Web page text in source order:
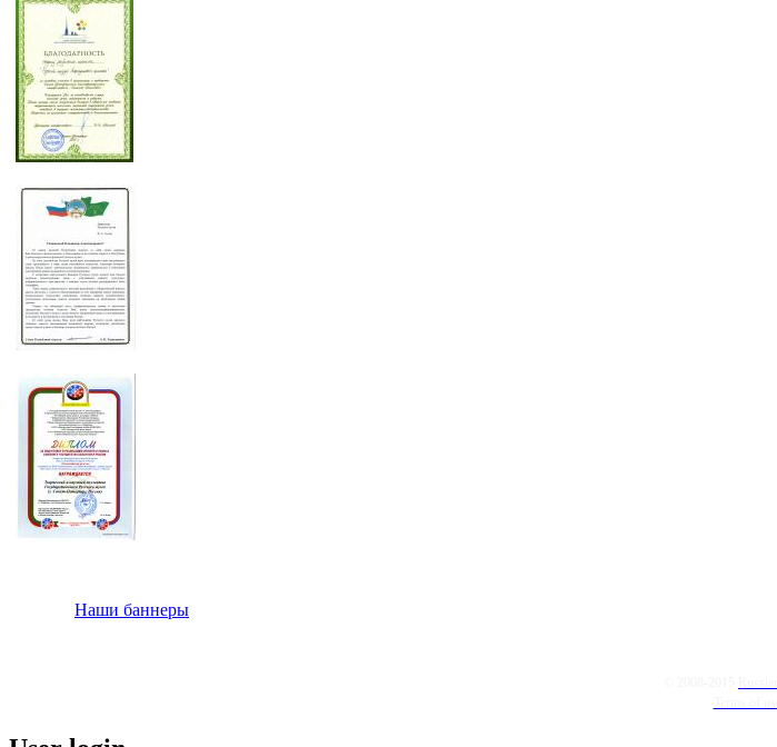
Наши баннеры